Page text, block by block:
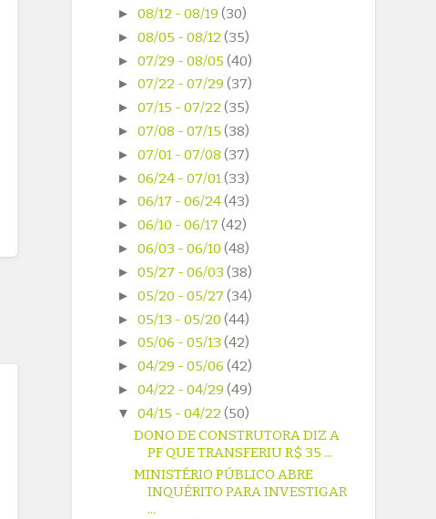
► 08/12 - 08/19 (30)
► 08/05 - 08/12 (35)
► 07/29 - 08/05 (40)
► 07/22 - 07/29 (37)
► 07/15 - 07/22 (35)
► 07/08 - 07/15 (38)
► 07/01 - 07/08 (37)
► 06/24 - 07/01(33)
► 06/17 - 06/24(43)
► 06/10 - 06/17 (42)
► 06/03 - 06/10 (48)
► 05/27 - 06/03 (38)
► 05/20 - 05/27 (34)
► 05/13 - 05/20 (44)
► 05/06 - 05/13 (42)
► 04/29 - 05/06 (42)
► 04/22 - 04/29 (49)
▼ 04/15 - 04/22 (50)
DONO DE CONSTRUTORA DIZ A
PF QUE TRANSFERIU R$ 35 ...
MINISTÉRIO PÚBLICO ABRE
INQUÉRITO PARA INVESTIGAR
...